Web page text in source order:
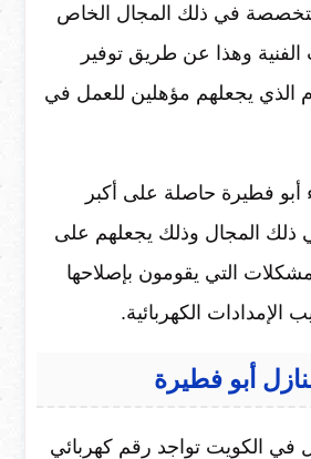
في ذلك المجال الخاص
الفنية وهذا عن طريق توفير
الذي يجعلهم مؤهلين للعمل في
أبو فطيرة حاصلة على أكبر
ذلك المجال وذلك يجعلهم على
التي يقومون بإصلاحها
الكهربائية.
أبو فطيرة
الكويت تواجد رقم كهربائي